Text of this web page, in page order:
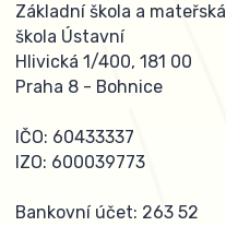
Základní škola a mateřská
škola Ústavní
Hlivická 1/400, 181 00
Praha 8 - Bohnice
IČO: 60433337
IZO: 600039773
Bankovní účet: 263 52